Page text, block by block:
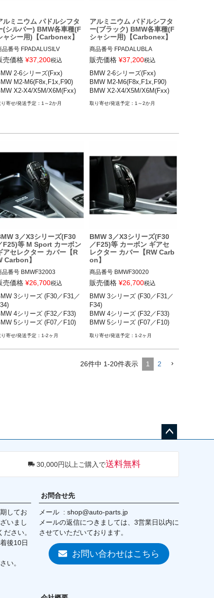
ルミニウム パドルシフタ
(シルバー) BMW各車種(F
ャシー用)【Carbonex】
品番号 FPADALUSILV
2シリーズ(F22,F23)
3シリーズ(F30,F31)
4シリーズ(F32,F33,F36)
5シリーズ(F10)
M6(F12,F13)
BMW X2シリーズ(F39)
BMW X3シリーズ(F25)
X4シリーズ(F26)
BMW X5 M(F85)
X6 M(F86)
売価格 ¥37,200税込
2-6シリーズ(Fxx)
M2-M6(F8x,F1x,F90)
X2-X4/X5M/X6M(Fxx)
1～2か月
アルミニウム パドルシフタ
ー(ブラック) BMW各車種(F
シャシー用)【Carbonex】
商品番号 FPADALUBLA
FPADALUBLA
BMW 2シリーズ(F22,F23)
BMW 3シリーズ(F30,F31)
BMW 4シリーズ(F32,F33,F36)
BMW 5シリーズ(F10)
BMW X2シリーズ(F39)
BMW X3シリーズ(F25)
BMW X4シリーズ(F26)
BMW X5 M(F85)
BMW X6 M(F86)
販売価格 ¥37,200税込
BMW 2-6シリーズ(Fxx)
BMW M2-M6(F8x,F1x,F90)
BMW X2-X4/X5M/X6M(Fxx)
1～2か月
3／X3シリーズ(F30
F25)等 M Sport カーボン
アセレクター カバー【R
Carbon】
品番号 BMWF32003
2シリーズ (F22／F23) 15-
3シリーズ (F30／F31／F3
12-19
4シリーズ (F32／F33) 14-
5シリーズ (F07／F10) 09-
BMW 6シリーズ (F06／F12／F1
売価格 ¥26,700税込
3シリーズ (F30／F31／
4シリーズ (F32／F33)
5シリーズ (F07／F10)
BMW X3シリーズ (F25), 等
1-2ヶ月
BMW 3／X3シリーズ(F30
／F25)等 カーボン ギアセ
レクター カバー【RW Carb
on】
商品番号 BMWF30020
bmwf30020
BMW 2シリーズ (F22／F23) 15-
22
BMW 3シリーズ (F30／F31／F3
4) 12-19
BMW 4シリーズ (F32／F33) 14-
BMW 5シリーズ (F07／F10) 09-
16
BMW 6シリーズ (F06／F12／F1
販売価格 ¥26,700税込
BMW 3シリーズ (F30／F31／
F34)
BMW 4シリーズ (F32／F33)
BMW 5シリーズ (F07／F10)
BMW X3シリーズ (F25), 等
1-2ヶ月
26件中 1-20件表示 1 2
へ
30,000円以上ご購入で送料無料
してお
いまし
さい。
後10日
い。
お問合せ先
メール
shop@auto-parts.jp
メールの返信につきましては、3営業日以内に
させていただいております。
お問い合わせはこちら